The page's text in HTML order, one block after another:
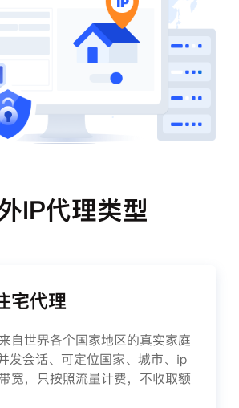
IP代理类型
宅代理
自世界各个国家地区的真实家庭
发会话、可定位国家、城市、ip
宽，只按照流量计费，不收取额